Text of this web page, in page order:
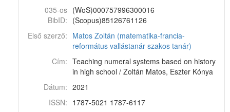
035-os
BibID:
(WoS)000757996300016
(Scopus)85126761126
Első szerző: Matos Zoltán (matematika-francia-
református vallástanár szakos tanár)
Cím: Teaching numeral systems based on history
in high school / Zoltán Matos, Eszter Kónya
Dátum: 2021
ISSN: 1787-5021 1787-6117